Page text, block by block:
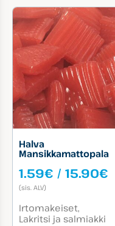
Halva
Mansikkamattopala
1.59€ / 15.90€
(sis. ALV)
Tuotekategoriat:
Irtomakeiset
Lakritsi ja salmiakki